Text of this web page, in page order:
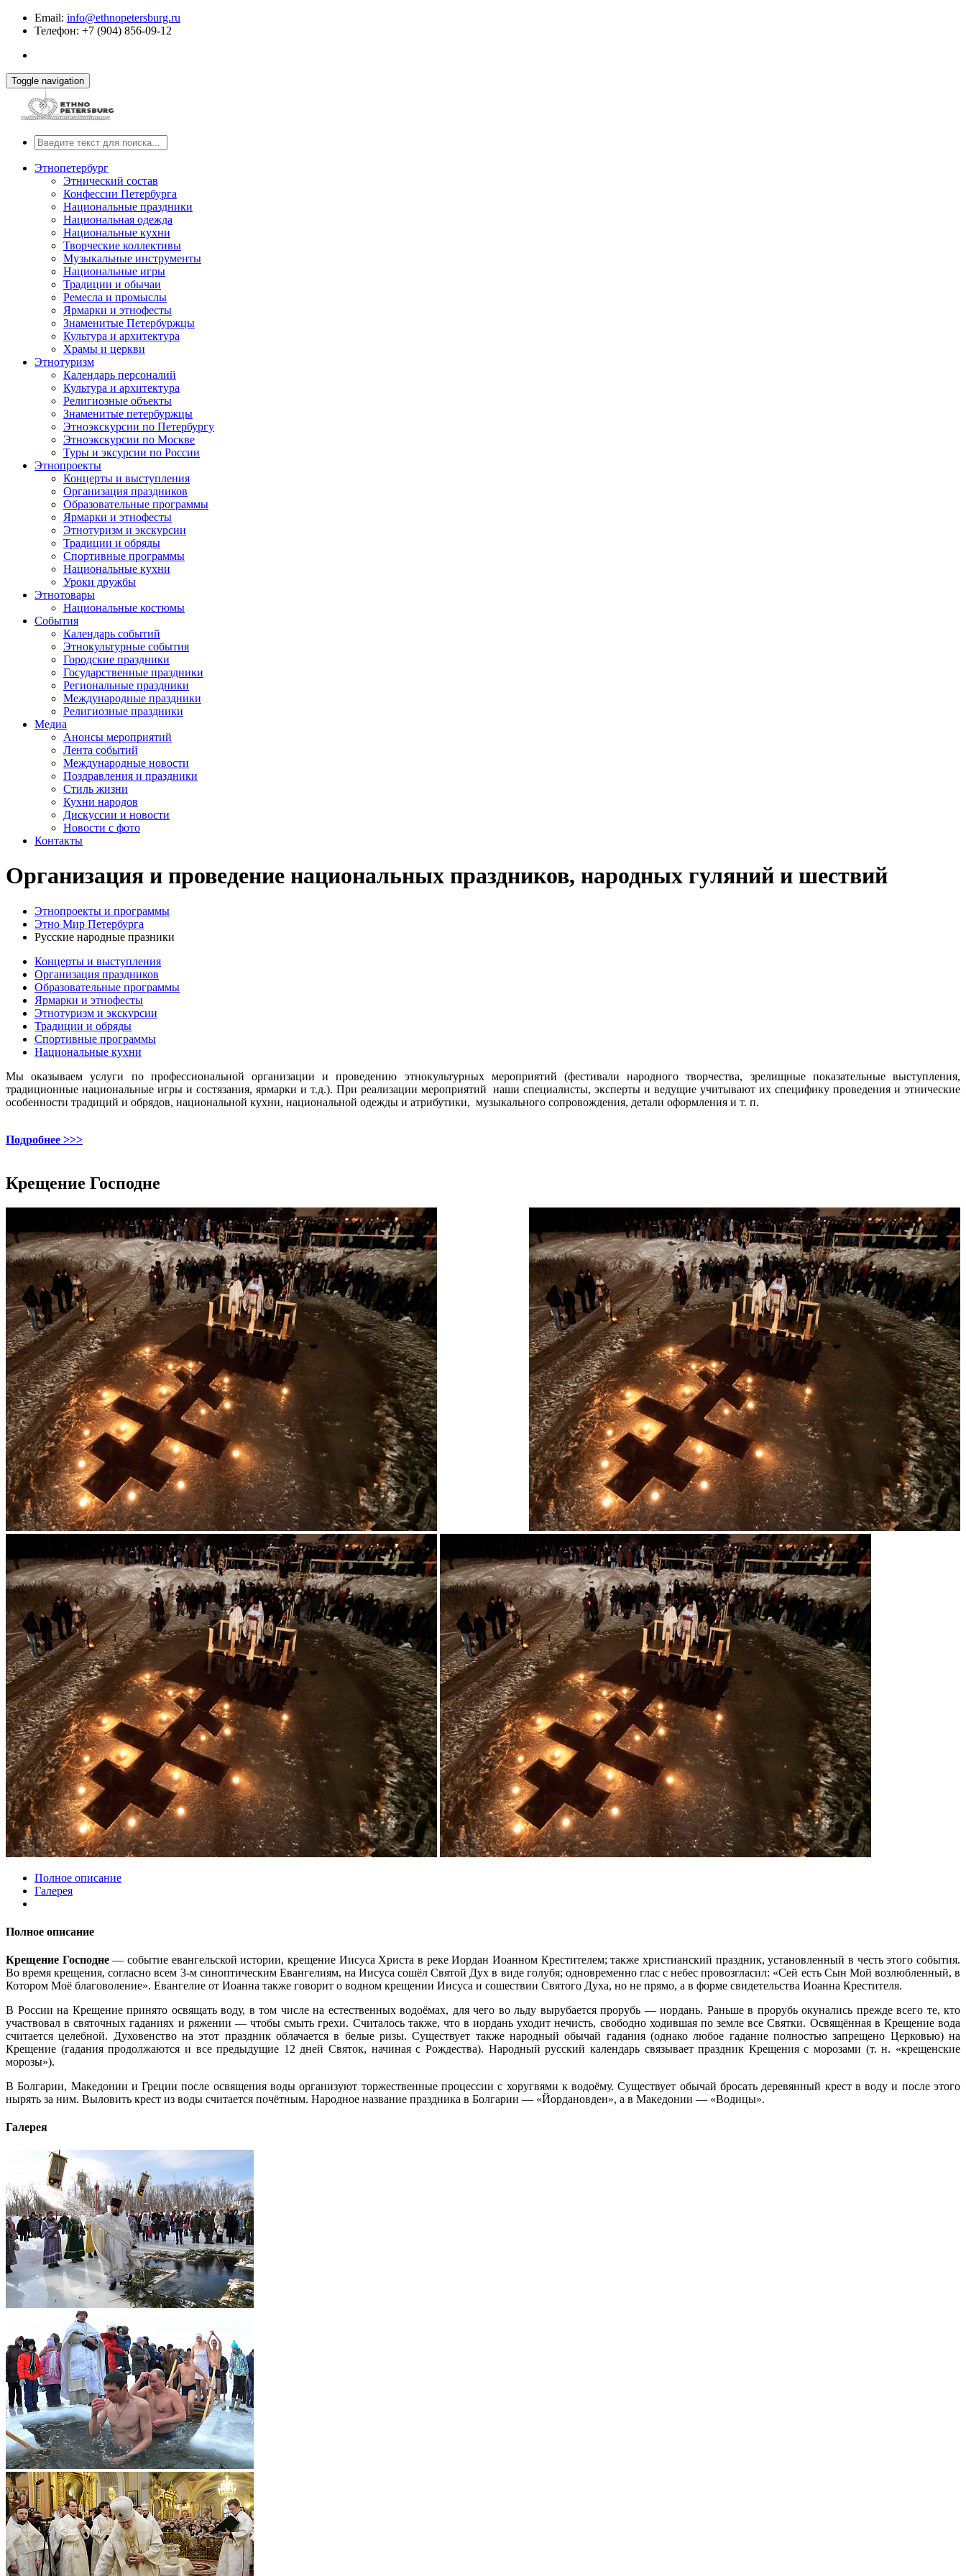
Email: info@ethnopetersburg.ru
Телефон: +7 (904) 856-09-12
Toggle navigation
Этнопетербург
Этнический состав
Конфессии Петербурга
Национальные праздники
Национальная одежда
Национальные кухни
Творческие коллективы
Музыкальные инструменты
Национальные игры
Традиции и обычаи
Ремесла и промыслы
Ярмарки и этнофесты
Знаменитые Петербуржцы
Культура и архитектура
Храмы и церкви
Этнотуризм
Календарь персоналий
Культура и архитектура
Религиозные объекты
Знаменитые петербуржцы
Этноэкскурсии по Петербургу
Этноэкскурсии по Москве
Туры и эксурсии по России
Этнопроекты
Концерты и выступления
Организация праздников
Образовательные программы
Ярмарки и этнофесты
Этнотуризм и экскурсии
Традиции и обряды
Спортивные программы
Национальные кухни
Уроки дружбы
Этнотовары
Национальные костюмы
События
Календарь событий
Этнокультурные события
Городские праздники
Государственные праздники
Региональные праздники
Международные праздники
Религиозные праздники
Медиа
Анонсы мероприятий
Лента событий
Международные новости
Поздравления и праздники
Cтиль жизни
Кухни народов
Дискуссии и новости
Новости с фото
Контакты
Организация и проведение национальных праздников, народных гуляний и шествий
Этнопроекты и программы
Этно Мир Петербурга
Русские народные празники
Концерты и выступления
Организация праздников
Образовательные программы
Ярмарки и этнофесты
Этнотуризм и экскурсии
Традиции и обряды
Спортивные программы
Национальные кухни
Мы оказываем услуги по профессиональной организации и проведению этнокультурных мероприятий (фестивали народного творчества, зрелищные показательные выступления,
традиционные национальные игры и состязания, ярмарки и т.д.). При реализации мероприятий наши специалисты, эксперты и ведущие учитывают их специфику проведения и этнические
особенности традиций и обрядов, национальной кухни, национальной одежды и атрибутики, музыкального сопровождения, детали оформления и т. п.
Подробнее >>>
Крещение Господне
Полное описание
Галерея
Полное описание
Крещение Господне— событие евангельской истории, крещение Иисуса Христа в реке Иордан Иоанном Крестителем; также христианский праздник, установленный в честь этого события.
Во время крещения, согласно всем 3-м синоптическим Евангелиям, на Иисуса сошёл Святой Дух в виде голубя; одновременно глас с небес провозгласил: «Сей есть Сын Мой возлюбленный, в
Котором Моё благоволение». Евангелие от Иоанна также говорит о водном крещении Иисуса и сошествии Святого Духа, но не прямо, а в форме свидетельства Иоанна Крестителя.
В России на Крещение принято освящать воду, в том числе на естественных водоёмах, для чего во льду вырубается прорубь — иордань. Раньше в прорубь окунались прежде всего те, кто
участвовал в святочных гаданиях и ряжении — чтобы смыть грехи. Считалось также, что в иордань уходит нечисть, свободно ходившая по земле все Святки. Освящённая в Крещение вода
считается целебной. Духовенство на этот праздник облачается в белые ризы. Существует также народный обычай гадания (однако любое гадание полностью запрещено Церковью) на
Крещение (гадания продолжаются и все предыдущие 12 дней Святок, начиная с Рождества). Народный русский календарь связывает праздник Крещения с морозами (т. н. «крещенские
морозы»).
В Болгарии, Македонии и Греции после освящения воды организуют торжественные процессии с хоругвями к водоёму. Существует обычай бросать деревянный крест в воду и после этого
нырять за ним. Выловить крест из воды считается почётным. Народное название праздника в Болгарии — «Йордановден», а в Македонии — «Водицы».
Галерея